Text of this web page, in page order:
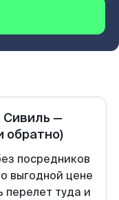
Сивиль —
обратно)
посредников
выгодной цене
туда и